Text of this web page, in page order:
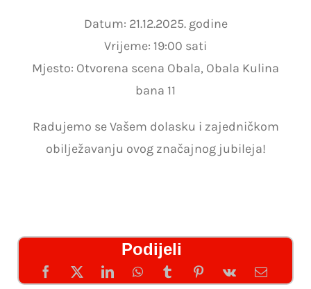
Datum: 21.12.2025. godine
Vrijeme: 19:00 sati
Mjesto: Otvorena scena Obala, Obala Kulina
bana 11
Radujemo se Vašem dolasku i zajedničkom
obilježavanju ovog značajnog jubileja!
Podijeli